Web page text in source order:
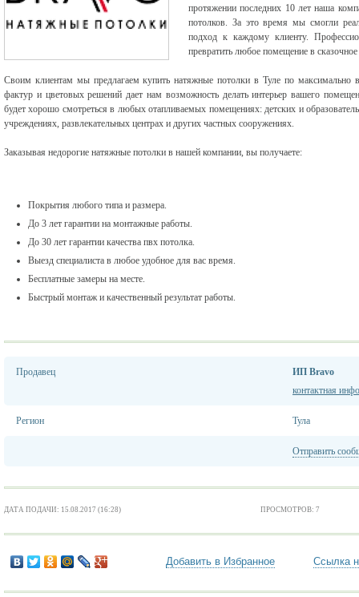
протяжении последних 10 лет наша
потолков. За это время мы смогли
подход к каждому клиенту.
превратить любое помещение в
Своим клиентам мы предлагаем купить натяжные потолки в Туле по максимально
фактур и цветовых решений дает нам возможность делать интерьер вашего
будет хорошо смотреться в любых отапливаемых помещениях: детских и
учреждениях, развлекательных центрах и других частных сооружениях.
Заказывая недорогие натяжные потолки в нашей компании, вы получаете:
Покрытия любого типа и размера.
До 3 лет гарантии на монтажные работы.
До 30 лет гарантии качества пвх потолка.
Выезд специалиста в любое удобное для вас время.
Бесплатные замеры на месте.
Быстрый монтаж и качественный результат работы.
Продавец
ИП Bravo
контактная
Регион Тула
Отправить
ДАТА ПОДАЧИ: 15.08.2017 (16:28) ПРОСМОТРОВ: 7
Добавить в Избранное Ссылка